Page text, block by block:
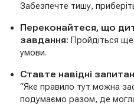
Забезпечте тишу,
Переконайтеся, що
завдання: Пройдіться
умови.
Ставте навідні
“Яке правило тут можна
подумаємо разом, де